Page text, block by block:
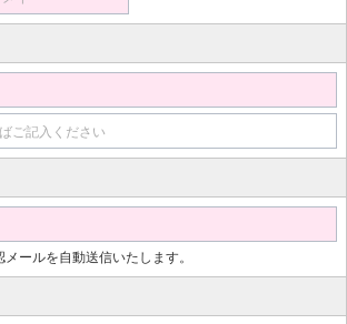
ご記入ください
ールを自動送信いたします。